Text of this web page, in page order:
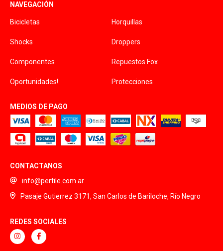
NAVEGACIÓN
Bicicletas Horquillas
Shocks Droppers
Componentes Repuestos Fox
Oportunidades! Protecciones
MEDIOS DE PAGO
CONTACTANOS
info@pertile.com.ar
Pasaje Gutierrez 3171, San Carlos de Bariloche, Río Negro
REDES SOCIALES